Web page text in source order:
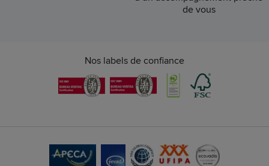
de vous
Nos labels de confiance